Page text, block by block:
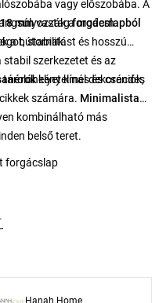
vagy előszobába. A
a modern
a bútornak.
18 mmvastagforgácslapból
stabilitást és hosszú
szerkezetet és az
kényelmes és csendes
kínál dekorációk,
számára. Minimalista
kombinálható más
belső teret.
forgácslap
Hanah Home